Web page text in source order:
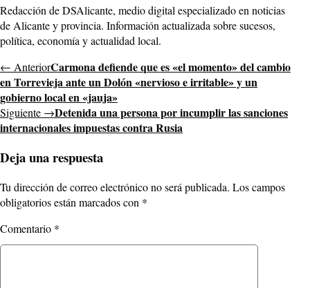
Redacción de DSAlicante, medio digital especializado en noticias
de Alicante y provincia. Información actualizada sobre sucesos,
política, economía y actualidad local.
← AnteriorCarmona defiende que es «el momento» del cambio
en Torrevieja ante un Dolón «nervioso e irritable» y un
gobierno local en «jauja»
Siguiente →Detenida una persona por incumplir las sanciones
internacionales impuestas contra Rusia
Deja una respuesta
Tu dirección de correo electrónico no será publicada. Los campos
obligatorios están marcados con *
Comentario *